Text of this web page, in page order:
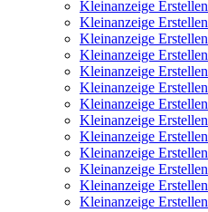
Kleinanzeige Erstellen
Kleinanzeige Erstellen
Kleinanzeige Erstellen
Kleinanzeige Erstellen
Kleinanzeige Erstellen
Kleinanzeige Erstellen
Kleinanzeige Erstellen
Kleinanzeige Erstellen
Kleinanzeige Erstellen
Kleinanzeige Erstellen
Kleinanzeige Erstellen
Kleinanzeige Erstellen
Kleinanzeige Erstellen